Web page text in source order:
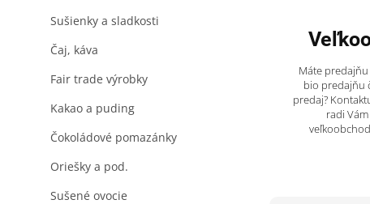
Sušienky a sladkosti
Čaj, káva
Fair trade výrobky
Kakao a puding
Čokoládové pomazánky
Oriešky a pod.
Sušené ovocie
Máte predajňu
bio predajňu
predaj?
radi